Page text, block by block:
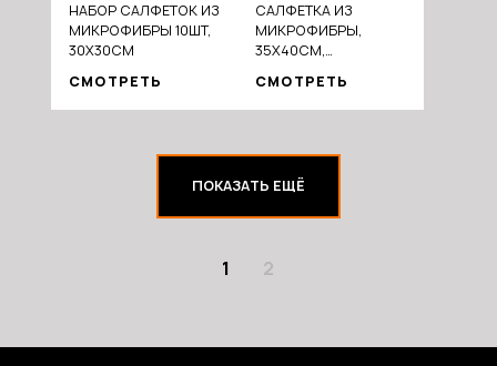
НАБОР САЛФЕТОК ИЗ
МИКРОФИБРЫ 10ШТ,
30Х30СМ
СМОТРЕТЬ
САЛФЕТКА ИЗ
МИКРОФИБРЫ,
35Х40СМ,
СМОТРЕТЬ
ПОКАЗАТЬ ЕЩЁ
1 2